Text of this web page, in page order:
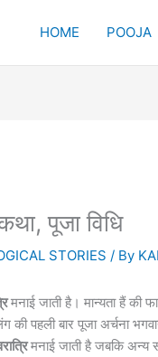
HOME POOJA
पूजा विधि
STORIES / By
मनाई जाती है। मान्यता हैं की
पहली बार पूजा अर्चना भगवान
मनाई जाती है जबकि अन्य